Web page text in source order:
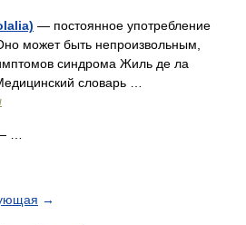
— постоянное употребление
может быть непроизвольным,
синдрома Жиль де ла
словарь …
…
→